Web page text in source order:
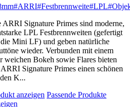
#ARRI#Festbrennweite#LPL
ARRI Signature Primes sind moderne,
LPL Festbrennweiten (gefertigt
Mini LF) und geben natürliche
wieder. Verbunden mit einem
weichen Bokeh sowie Flares bieten
Signature Primes einen schönen
K...
anzeigen Passende Produkte